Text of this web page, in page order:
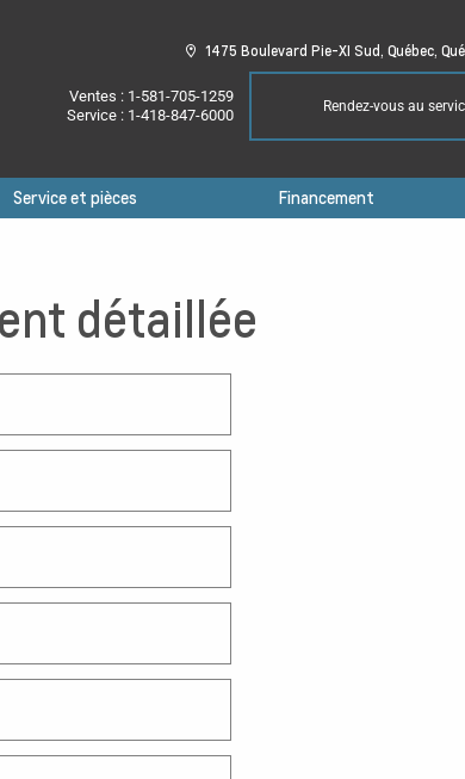
1475 Boulevard Pie-XI Sud, Québec,
Ventes : 1-581-705-1259
Service : 1-418-847-6000 Rendez-vous au
Service et pièces Financement
détaillée